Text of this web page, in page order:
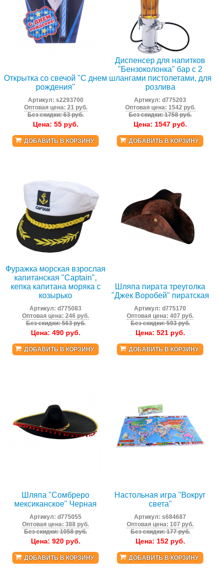
Открытка со свечой "С днем
рождения"
Артикул: s2293700
Оптовая цена: 21 руб.
Без скидки: 63 руб.
Цена: 55руб.
ДОБАВИТЬ В КОРЗИНУ
Диспенсер для напитков
"Бензоколонка" бар с 2
шлангами пистолетами, для
розлива
Артикул:d775203
Оптовая цена: 1542 руб.
Без скидки: 1758 руб.
Цена: 1547руб.
ДОБАВИТЬ В КОРЗИНУ
Фуражка морская взрослая
капитанская "Captain",
кепка капитана моряка с
козырько
Артикул:d775083
Оптовая цена: 246 руб.
Без скидки: 563 руб.
Цена: 490руб.
ДОБАВИТЬ В КОРЗИНУ
Шляпа пирата треуголка
"Джек Воробей" пиратская
Артикул:d775170
Оптовая цена: 407 руб.
Без скидки: 593 руб.
Цена: 521руб.
ДОБАВИТЬ В КОРЗИНУ
Шляпа "Сомбреро
мексиканское" Черная
Артикул:d775055
Оптовая цена: 388 руб.
Без скидки: 1058 руб.
Цена: 920руб.
ДОБАВИТЬ В КОРЗИНУ
Настольная игра "Вокруг
света"
Артикул:s684687
Оптовая цена: 107 руб.
Без скидки: 177 руб.
Цена: 152руб.
ДОБАВИТЬ В КОРЗИНУ